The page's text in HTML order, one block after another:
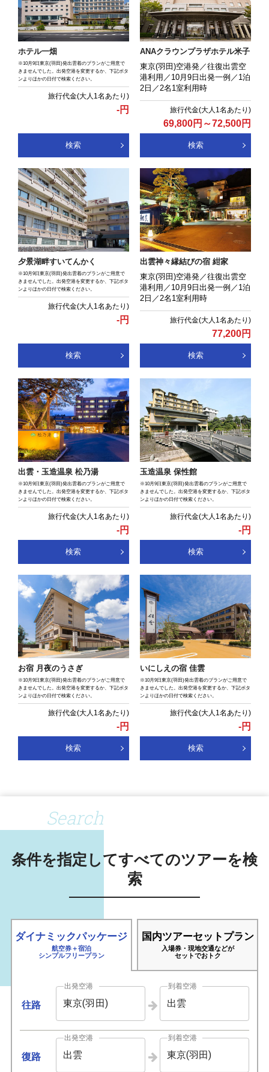
ホテル一畑
-円
※10月9日東京(羽田)発出雲着のプランがご用意で
きませんでした。出発空港を変更するか、下記ボタ
ンよりほかの日付で検索ください。
検索
ANAクラウンプラザホテル米子
69,800円 ～72,500円
東京(羽田)空港発／往復出雲空
港利用／10月9日出発一例／1泊
2日／2名1室利用時
検索
夕景湖畔すいてんかく
-円
※10月9日東京(羽田)発出雲着のプランがご用意で
きませんでした。出発空港を変更するか、下記ボタ
ンよりほかの日付で検索ください。
検索
出雲神々縁結びの宿 紺家
77,200円
東京(羽田)空港発／往復出雲空
港利用／10月9日出発一例／1泊
2日／2名1室利用時
検索
出雲・玉造温泉 松乃湯
-円
※10月9日東京(羽田)発出雲着のプランがご用意で
きませんでした。出発空港を変更するか、下記ボタ
ンよりほかの日付で検索ください。
検索
玉造温泉 保性館
-円
※10月9日東京(羽田)発出雲着のプランがご用意で
きませんでした。出発空港を変更するか、下記ボタ
ンよりほかの日付で検索ください。
検索
お宿 月夜のうさぎ
-円
※10月9日東京(羽田)発出雲着のプランがご用意で
きませんでした。出発空港を変更するか、下記ボタ
ンよりほかの日付で検索ください。
検索
いにしえの宿 佳雲
-円
※10月9日東京(羽田)発出雲着のプランがご用意で
きませんでした。出発空港を変更するか、下記ボタ
ンよりほかの日付で検索ください。
検索
Search
条件を指定してすべてのツアーを検
索
ダイナミックパッケージ
航空券＋宿泊
シンプルフリープラン
国内ツアーセットプラン
入場券・現地交通などが
セットでおトク
往路
出発空港
東京(羽田)
到着空港
出雲
復路
出発空港
出雲
到着空港
東京(羽田)